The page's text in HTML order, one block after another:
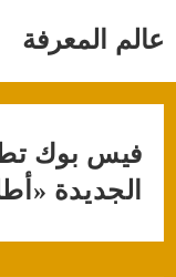
عالم المعرفة
فيس بوك
الجديدة